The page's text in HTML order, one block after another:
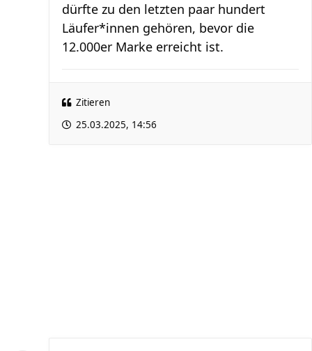
dürfte zu den letzten paar hundert
Läufer*innen gehören, bevor die
12.000er Marke erreicht ist.
Zitieren
25.03.2025, 14:56